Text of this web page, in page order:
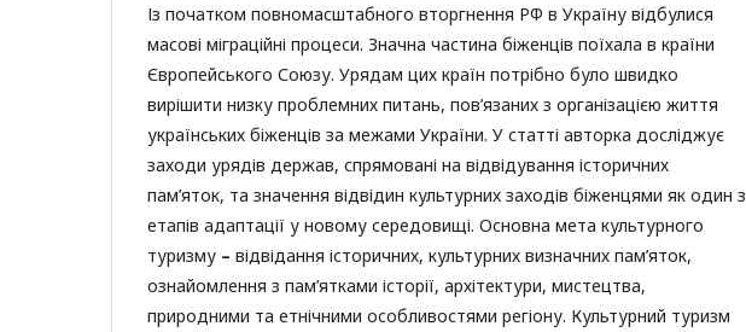
Із початком повномасштабного вторгнення РФ в Україну відбулися
масові міграційні процеси. Значна частина біженців поїхала в країни
Європейського Союзу. Урядам цих країн потрібно було швидко
вирішити низку проблемних питань, пов’язаних з організацією життя
українських біженців за межами України. У статті авторка досліджує
заходи урядів держав, спрямовані на відвідування історичних
пам’яток, та значення відвідин культурних заходів біженцями як один з
етапів адаптації у новому середовищі. Основна мета культурного
туризму – відвідання історичних, культурних визначних пам’яток,
ознайомлення з пам’ятками історії, архітектури, мистецтва,
природними та етнічними особливостями регіону. Культурний туризм